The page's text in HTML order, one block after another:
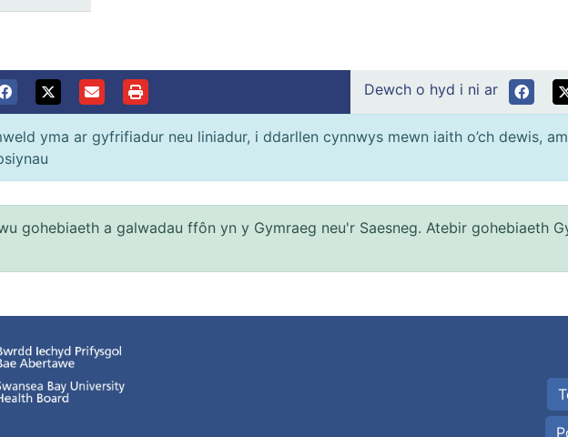
Dewch o hyd i ni ar
yma ar gyfrifiadur neu liniadur, i ddarllen cynnwys mewn iaith o’ch dewis,
gohebiaeth a galwadau ffôn yn y Gymraeg neu'r Saesneg. Atebir gohebiaeth